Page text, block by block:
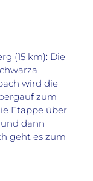
(15 km): Die
wird die
zum
Etappe über
dann
geht es zum